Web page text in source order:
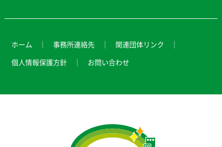
ホーム 事務所連絡先
関連団体リンク
個人情報保護方針
お問い合わせ